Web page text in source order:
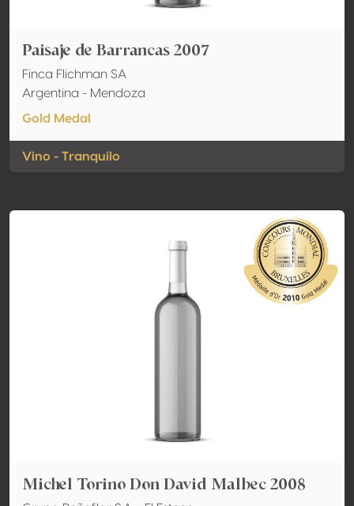
Paisaje de Barrancas 2007
Finca Flichman SA
Argentina - Mendoza
Gold Medal
Vino - Tranquilo
Michel Torino Don David Malbec 2008